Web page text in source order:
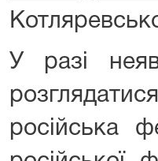
У разі
російська